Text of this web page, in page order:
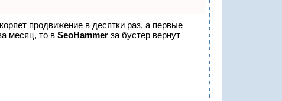
продвижение в десятки раз, а первые
месяц, то в SeoHammer за бустер вернут